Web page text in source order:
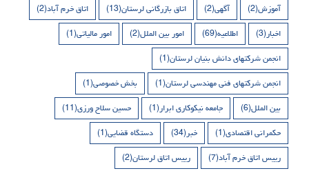
آموزش(2) آگهی(2) اتاق بازرگانی لرستان(13) اتاق خرم آباد(2)
اخبار(3) اطلاعیه(69) امور بین الملل(2) امور مالیاتی(1)
انجمن شرکتهای دانش بنیان لرستان(1)
انجمن شرکتهای فنی مهندسی لرستان(1) بخش خصوصی(1)
بین الملل(6) جامعه نیکوکاری ابرار(1) حسین سلاح ورزی(11)
حکمرانی اقتصادی(1) خبر(34) دستگاه قضایی(1)
رییس اتاق خرم آباد(7) رییس اتاق لرستان(2)